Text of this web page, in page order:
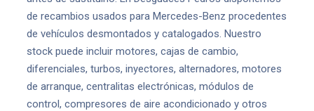
de recambios usados para Mercedes-Benz procedentes
de vehículos desmontados y catalogados. Nuestro
stock puede incluir motores, cajas de cambio,
diferenciales, turbos, inyectores, alternadores, motores
de arranque, centralitas electrónicas, módulos de
control, compresores de aire acondicionado y otros